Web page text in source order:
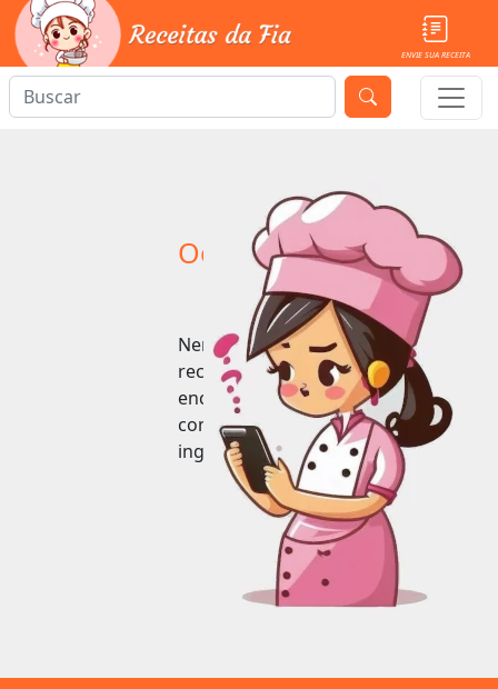
ENVIE SUA RECEITA
Ooops!
Nenhuma
receita
encontrada
com esse
ingrediente.